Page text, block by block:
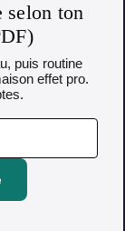
selon ton
puis routine
effet pro.